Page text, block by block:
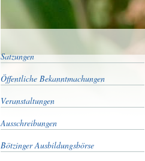
Satzungen
Öffentliche Bekanntmachungen
Veranstaltungen
Ausschreibungen
Bötzinger Ausbildungsbörse